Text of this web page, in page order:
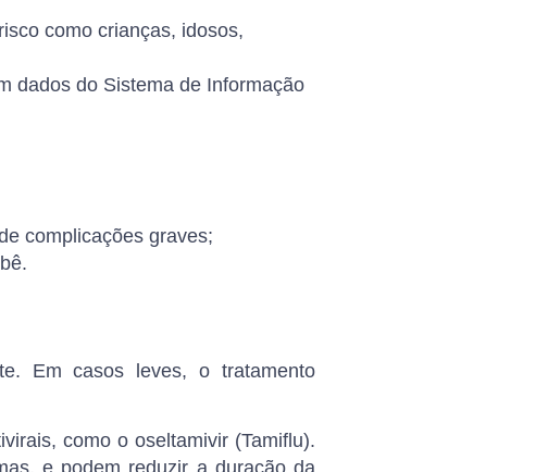
como crianças, idosos,
dados do Sistema de Informação
complicações graves;
Em casos leves, o tratamento
como ooseltamivir (Tamiflu).